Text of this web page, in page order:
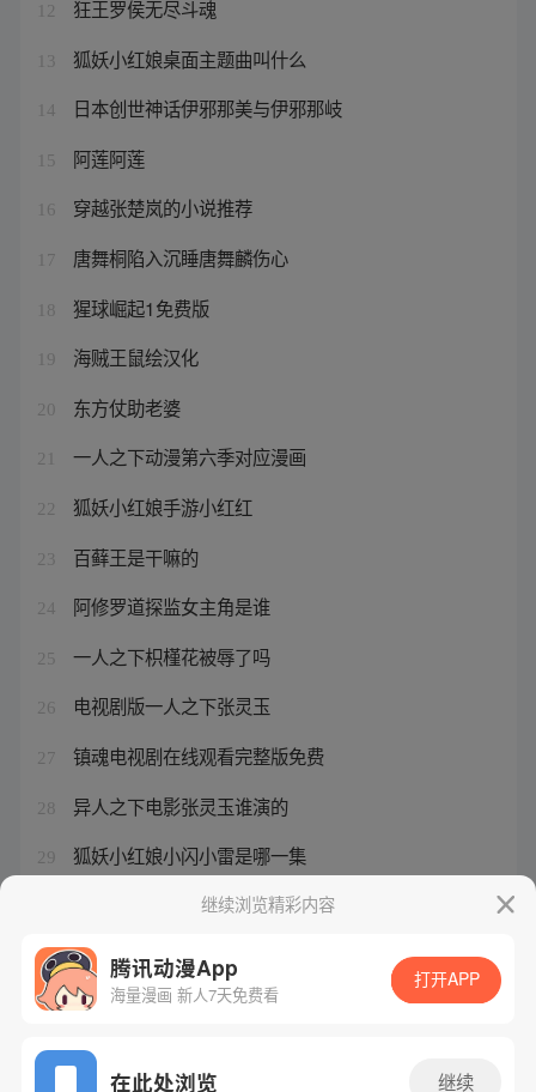
12 狂王罗侯无尽斗魂
13 狐妖小红娘桌面主题曲叫什么
14 日本创世神话伊邪那美与伊邪那岐
15 阿莲阿莲
16 穿越张楚岚的小说推荐
17 唐舞桐陷入沉睡唐舞麟伤心
18 猩球崛起1免费版
19 海贼王鼠绘汉化
20 东方仗助老婆
21 一人之下动漫第六季对应漫画
22 狐妖小红娘手游小红红
23 百藓王是干嘛的
24 阿修罗道探监女主角是谁
25 一人之下枳槿花被辱了吗
26 电视剧版一人之下张灵玉
27 镇魂电视剧在线观看完整版免费
28 异人之下电影张灵玉谁演的
29 狐妖小红娘小闪小雷是哪一集
张楚岚小时候的扮演者继续浏览精彩内容
腾讯动漫App
海量漫画 新人7天免费看
打开APP
在此处浏览 继续
网站备案/许可证号：粤B2-20090059-5